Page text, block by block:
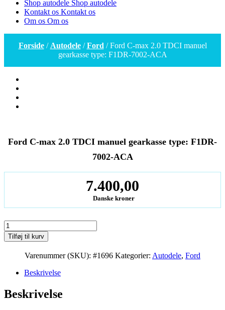
Shop autodele Shop autodele
Kontakt os Kontakt os
Om os Om os
Forside/ Autodele/Ford / Ford C-max 2.0 TDCI manuel
gearkasse type: F1DR-7002-ACA
Ford C-max 2.0 TDCI manuel gearkasse type: F1DR-
7002-ACA
7.400,00
Danske kroner
Ford
C-
max
manuel
gearkasse
F1DR-
Tilføj til kurv
Varenummer (SKU): #1696 Kategorier: Autodele, Ford
Beskrivelse
Beskrivelse